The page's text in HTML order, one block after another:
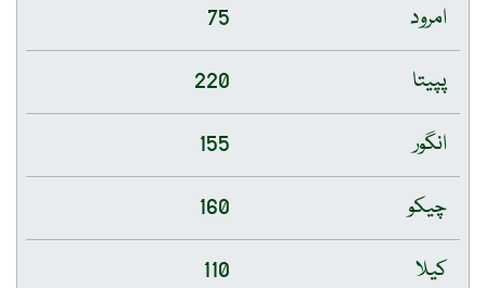
امرود
75
پپیتا
220
انگور
155
چیکو
160
کیلا
110